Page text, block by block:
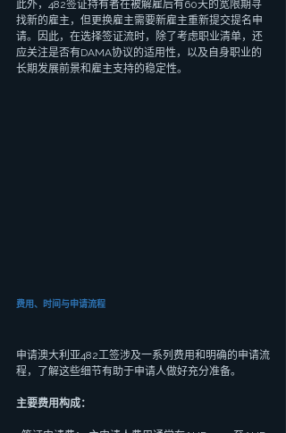
此外，482签证持有者在被解雇后有60天的宽限期寻
找新的雇主，但更换雇主需要新雇主重新提交提名申
请。因此，在选择签证流时，除了考虑职业清单，还
应关注是否有DAMA协议的适用性，以及自身职业的
长期发展前景和雇主支持的稳定性。
费用、时间与申请流程
申请澳大利亚482工签涉及一系列费用和明确的申请流
程，了解这些细节有助于申请人做好充分准备。
主要费用构成：